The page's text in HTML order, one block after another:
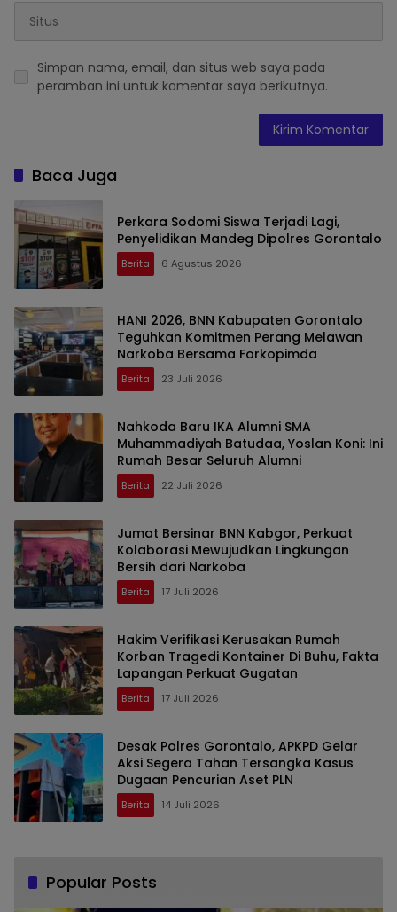
Simpan nama, email, dan situs web saya pada
peramban ini untuk komentar saya berikutnya.
Baca Juga
Perkara Sodomi Siswa Terjadi Lagi,
Penyelidikan Mandeg Dipolres Gorontalo
Berita 6 Agustus 2026
HANI 2026, BNN Kabupaten Gorontalo
Teguhkan Komitmen Perang Melawan
Narkoba Bersama Forkopimda
Berita 23 Juli 2026
Nahkoda Baru IKA Alumni SMA
Muhammadiyah Batudaa, Yoslan Koni: Ini
Rumah Besar Seluruh Alumni
Berita 22 Juli 2026
Jumat Bersinar BNN Kabgor, Perkuat
Kolaborasi Mewujudkan Lingkungan
Bersih dari Narkoba
Berita 17 Juli 2026
Hakim Verifikasi Kerusakan Rumah
Korban Tragedi Kontainer Di Buhu, Fakta
Lapangan Perkuat Gugatan
Berita 17 Juli 2026
Desak Polres Gorontalo, APKPD Gelar
Aksi Segera Tahan Tersangka Kasus
Dugaan Pencurian Aset PLN
Berita 14 Juli 2026
Popular Posts